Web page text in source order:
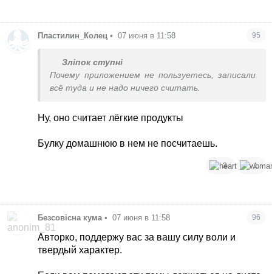
Пластилин_Колец • 07 июня в 11:58 95
Зліпок ступні
Почему приложением не пользуетесь, записали
всё туда и не надо ничего считать.
Ну, оно считает лёгкие продукты
Булку домашнюю в нем не посчитаешь.
3 1
Безсовісна кума • 07 июня в 11:58 96
Авторко, поддержу вас за вашу силу воли и
твердый характер.